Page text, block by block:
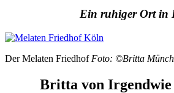
Ein ruhiger Ort in
Der Melaten Friedhof Foto: ©Britta Münch
Britta von Irgendwie